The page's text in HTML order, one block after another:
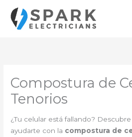
contenido
Compostura de
Tenorios
¿Tu celular está fallando?
ayudarte con la compostura de